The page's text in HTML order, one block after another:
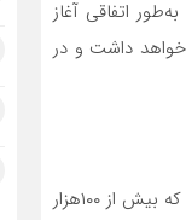
اتفاقی آغاز
خواهد داشت و در
لی کچیانگ، نخست‌‌‌وزیر چین در تماس ویدئویی غیرمنتظره با مقامات دولتی این کشور در تمامی سطوح که بیش از ۱۰۰‌هزار